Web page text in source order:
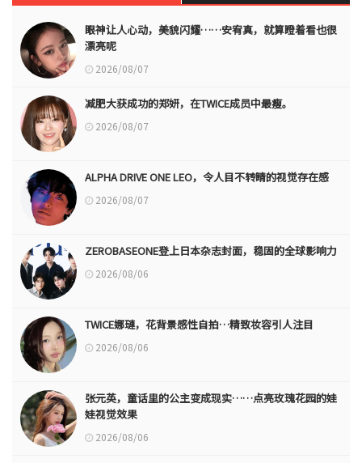
眼神让人心动，美貌闪耀……安宥真，就算瞪着看也很
漂亮呢
2026/08/07
减肥大获成功的郑妍，在TWICE成员中最瘦。
2026/08/07
ALPHA DRIVE ONE LEO，令人目不转睛的视觉存在感
2026/08/07
ZEROBASEONE登上日本杂志封面，稳固的全球影响力
2026/08/06
TWICE娜璉，花背景感性自拍…精致妆容引人注目
2026/08/06
张元英，童话里的公主变成现实……点亮玫瑰花园的娃
娃视觉效果
2026/08/06